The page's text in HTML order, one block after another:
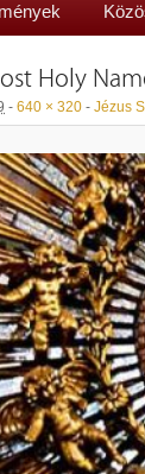
Holy
- 640 × 320 - Jézus